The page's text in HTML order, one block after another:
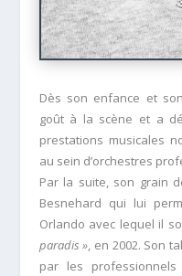
Dès son enfance et
goût à la scène et a
prestations musicales
au sein d’orchestres
Par la suite, son grain
Besnehard qui lui
Orlando avec lequel il
paradis », en 2002. Son
par les